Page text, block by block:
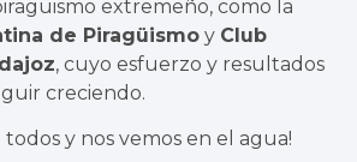
extremeño, como la
de Piragüismo y Club
, cuyo esfuerzo y resultados
creciendo.
todos y nos vemos en el agua!